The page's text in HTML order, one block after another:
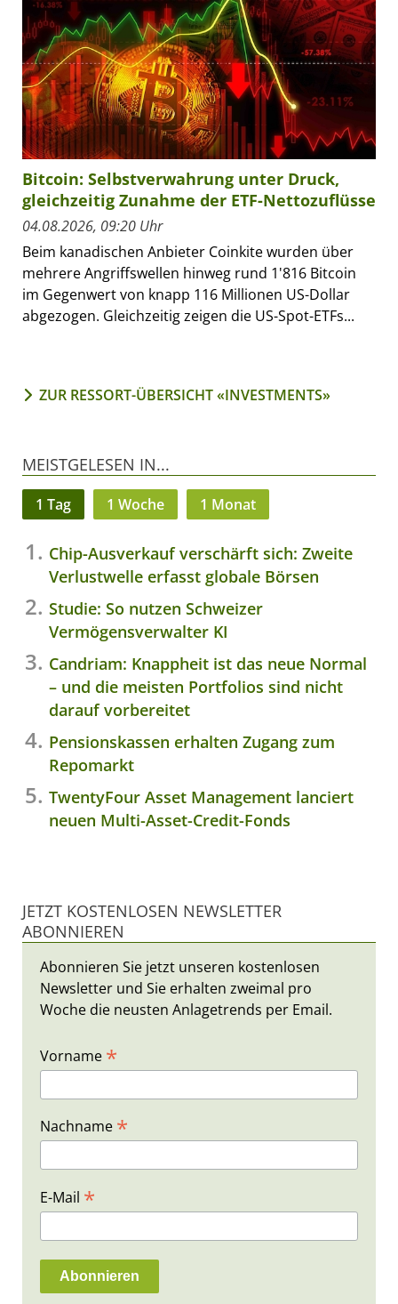
Bitcoin: Selbstverwahrung unter Druck,
gleichzeitig Zunahme der ETF-Nettozuflüsse
04.08.2026, 09:20 Uhr
Beim kanadischen Anbieter Coinkite wurden über
mehrere Angriffswellen hinweg rund 1'816 Bitcoin
im Gegenwert von knapp 116 Millionen US-Dollar
abgezogen. Gleichzeitig zeigen die US-Spot-ETFs...
ZUR RESSORT-ÜBERSICHT «INVESTMENTS»
MEISTGELESEN IN...
1 Tag 1 Woche 1 Monat
Chip-Ausverkauf verschärft sich: Zweite
Verlustwelle erfasst globale Börsen
Studie: So nutzen Schweizer
Vermögensverwalter KI
Candriam: Knappheit ist das neue Normal
– und die meisten Portfolios sind nicht
darauf vorbereitet
Pensionskassen erhalten Zugang zum
Repomarkt
TwentyFour Asset Management lanciert
neuen Multi-Asset-Credit-Fonds
JETZT KOSTENLOSEN NEWSLETTER
ABONNIEREN
Abonnieren Sie jetzt unseren kostenlosen
Newsletter und Sie erhalten zweimal pro
Woche die neusten Anlagetrends per Email.
Vorname *
Nachname *
E-Mail *